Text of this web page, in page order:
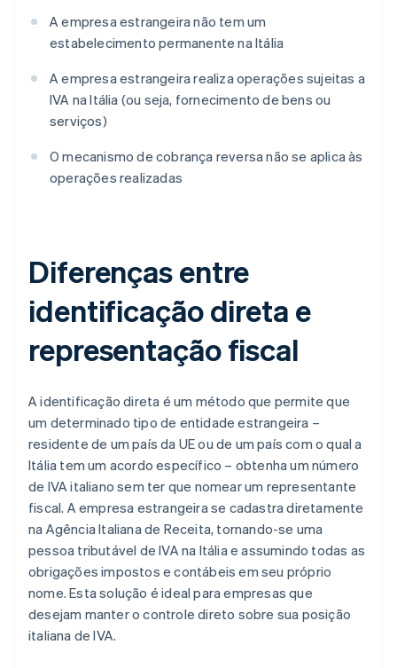
A empresa estrangeira não tem um
estabelecimento permanente na Itália
A empresa estrangeira realiza operações sujeitas a
IVA na Itália (ou seja, fornecimento de bens ou
serviços)
O mecanismo de cobrança reversa não se aplica às
operações realizadas
Diferenças entre
identificação direta e
representação fiscal
A identificação direta é um método que permite que
um determinado tipo de entidade estrangeira –
residente de um país da UE ou de um país com o qual a
Itália tem um acordo específico – obtenha um número
de IVA italiano sem ter que nomear um representante
fiscal. A empresa estrangeira se cadastra diretamente
na Agência Italiana de Receita, tornando-se uma
pessoa tributável de IVA na Itália e assumindo todas as
obrigações impostos e contábeis em seu próprio
nome. Esta solução é ideal para empresas que
desejam manter o controle direto sobre sua posição
italiana de IVA.